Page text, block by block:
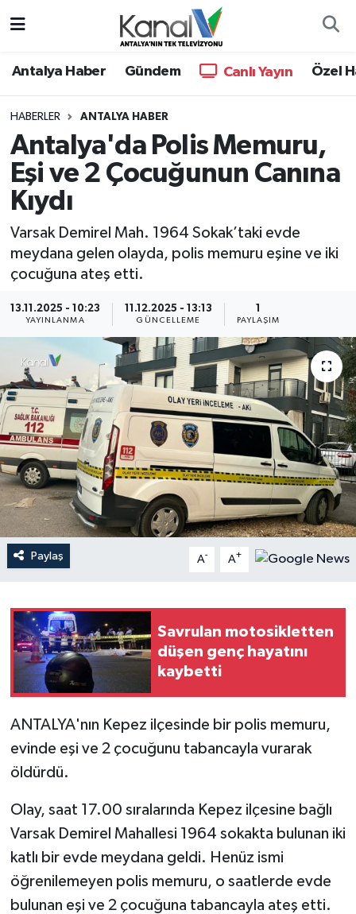
Antalya Haber Gündem Canlı Yayın Özel
HABERLER ANTALYA HABER
Antalya'da Polis Memuru,
Eşi ve 2 Çocuğunun Canına
Kıydı
Varsak Demirel Mah. 1964 Sokak’taki evde
meydana gelen olayda, polis memuru eşine ve iki
çocuğuna ateş etti.
13.11.2025 - 10:23
YAYINLANMA
11.12.2025 - 13:13
GÜNCELLEME
1
PAYLAŞIM
Paylaş A- A+
Savrulan motosikletten
düşen genç hayatını
kaybetti
ANTALYA'nın Kepez ilçesinde bir polis memuru,
evinde eşi ve 2 çocuğunu tabancayla vurarak
öldürdü.
Olay, saat 17.00 sıralarında Kepez ilçesine bağlı
Varsak Demirel Mahallesi 1964 sokakta bulunan iki
katlı bir evde meydana geldi. Henüz ismi
öğrenilemeyen polis memuru, o saatlerde evde
bulunan eşi ve 2 çocuğuna tabancayla ateş etti.
Antalya Haber
Dünya
Eğitim
Gündem
Günün Manşetleri
Haber Kuşakları
Haberler
KANALV Spor
Kültür Sanat
Magazin
Öğle Bülteni
Siyaset
Sosyal medya
Teknoloji
Turizm
Hava Durumu
Trafik Durumu
Süper Lig Puan Durumu ve Fikstür
Son Dakika Haberleri
Haber Arşivi